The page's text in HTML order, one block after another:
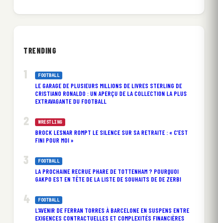
TRENDING
FOOTBALL
LE GARAGE DE PLUSIEURS MILLIONS DE LIVRES STERLING DE
CRISTIANO RONALDO : UN APERÇU DE LA COLLECTION LA PLUS
EXTRAVAGANTE DU FOOTBALL
WRESTLING
BROCK LESNAR ROMPT LE SILENCE SUR SA RETRAITE : « C’EST
FINI POUR MOI »
FOOTBALL
LA PROCHAINE RECRUE PHARE DE TOTTENHAM ? POURQUOI
GAKPO EST EN TÊTE DE LA LISTE DE SOUHAITS DE DE ZERBI
FOOTBALL
L’AVENIR DE FERRAN TORRES À BARCELONE EN SUSPENS ENTRE
EXIGENCES CONTRACTUELLES ET COMPLEXITÉS FINANCIÈRES